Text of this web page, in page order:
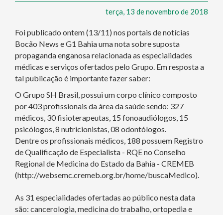
terça, 13 de novembro de 2018
Foi publicado ontem (13/11) nos portais de notícias
Bocão News e G1 Bahia uma nota sobre suposta
propaganda enganosa relacionada as especialidades
médicas e serviços ofertados pelo Grupo. Em resposta a
tal publicação é importante fazer saber:
O Grupo SH Brasil, possui um corpo clínico composto
por 403 profissionais da área da saúde sendo: 327
médicos, 30 fisioterapeutas, 15 fonoaudiólogos, 15
psicólogos, 8 nutricionistas, 08 odontólogos.
Dentre os profissionais médicos, 188 possuem Registro
de Qualificação de Especialista - RQE no Conselho
Regional de Medicina do Estado da Bahia - CREMEB
(http://websemc.cremeb.org.br/home/buscaMedico).
As 31 especialidades ofertadas ao público nesta data
são: cancerologia, medicina do trabalho, ortopedia e